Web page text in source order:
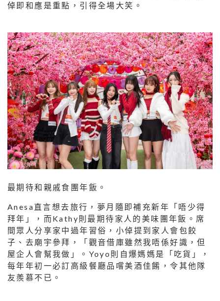
倬即和應是重點，引得全場大笑。
最期待和親戚食團年飯。
Anesa直言想去旅行，夢月隨即補充新年「唔少得
拜年」，而Kathy則最期待家人的美味團年飯。席
間眾人分享家中過年習俗，小倬提到家人會包餃
子、去廟宇參拜，「觀音借庫雖然我唔係好識，但
屋企人會幫我做」。Yoyo則自爆媽媽是「吃貨」，
每年年初一必訂高級餐廳品嚐美酒佳餚，令其他隊
友羨慕不已。